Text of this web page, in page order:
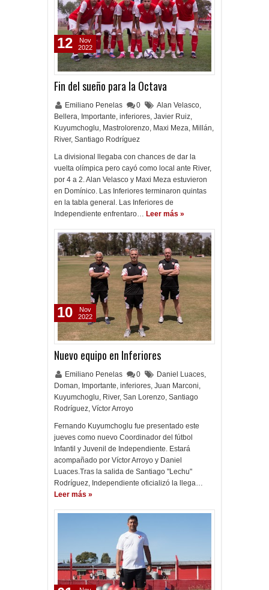
Fin del sueño para la Octava
Emiliano Penelas 0 Alan Velasco,
Bellera, Importante, inferiores, Javier Ruiz,
Kuyumchoglu, Mastrolorenzo, Maxi Meza, Millán,
River, Santiago Rodríguez
La divisional llegaba con chances de dar la
vuelta olímpica pero cayó como local ante River,
por 4 a 2. Alan Velasco y Maxi Meza estuvieron
en Domínico. Las Inferiores terminaron quintas
en la tabla general. Las Inferiores de
Independiente enfrentaro… Leer más »
12
Nov
2022
Nuevo equipo en Inferiores
Emiliano Penelas 0 Daniel Luaces,
Doman, Importante, inferiores, Juan Marconi,
Kuyumchoglu, River, San Lorenzo, Santiago
Rodríguez, Víctor Arroyo
Fernando Kuyumchoglu fue presentado este
jueves como nuevo Coordinador del fútbol
Infantil y Juvenil de Independiente. Estará
acompañado por Víctor Arroyo y Daniel
Luaces.Tras la salida de Santiago "Lechu"
Rodríguez, Independiente oficializó la llega…
Leer más »
10
Nov
2022